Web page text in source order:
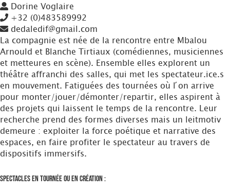
Dorine Voglaire
+32 (0)483589992
dedaledif@gmail.com
La compagnie est née de la rencontre entre Mbalou
Arnould et Blanche Tirtiaux (comédiennes, musiciennes
et metteures en scène). Ensemble elles explorent un
théâtre affranchi des salles, qui met les spectateur.ice.s
en mouvement. Fatiguées des tournées où l ́on arrive
pour monter/jouer/démonter/repartir, elles aspirent à
des projets qui laissent le temps de la rencontre. Leur
recherche prend des formes diverses mais un leitmotiv
demeure : exploiter la force poétique et narrative des
espaces, en faire profiter le spectateur au travers de
dispositifs immersifs.
Spectacles en tournée ou en création :